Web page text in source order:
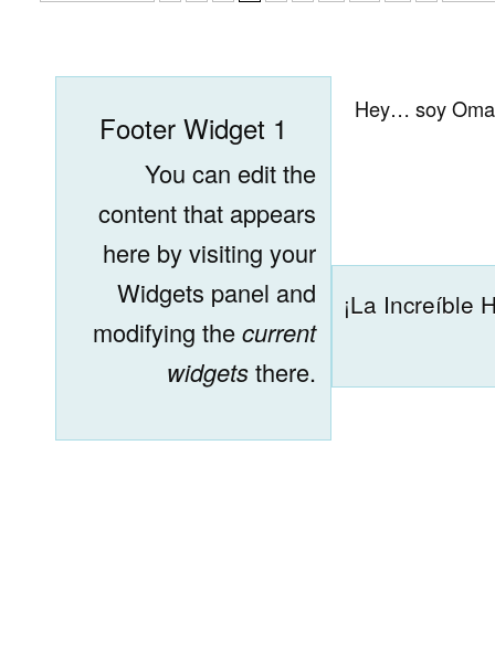
Footer Widget 1
You can edit the
content that appears
here by visiting your
Widgets panel and
modifying thecurrent
widgetsthere.
Hey… soy
¡La Increíble